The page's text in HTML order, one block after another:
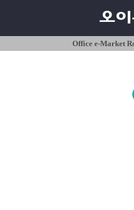
Office e-